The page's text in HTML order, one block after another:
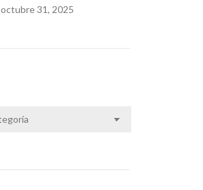
octubre 31, 2025